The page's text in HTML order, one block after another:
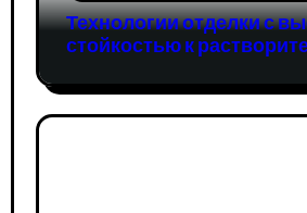
Технологии отделки с
стойкостью к